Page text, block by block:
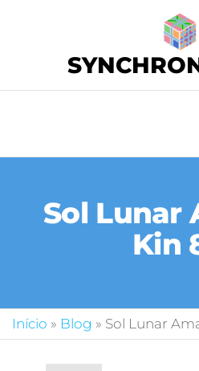
Sol Lunar
Kin
Início » Blog » Sol Lunar